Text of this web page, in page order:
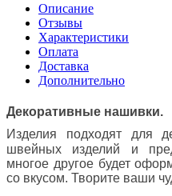
Описание
Отзывы
Характеристики
Оплата
Доставка
Дополнительно
Декоративные нашивки.
Изделия подходят для
швейных изделий и
многое другое будет
со вкусом. Творите ваши